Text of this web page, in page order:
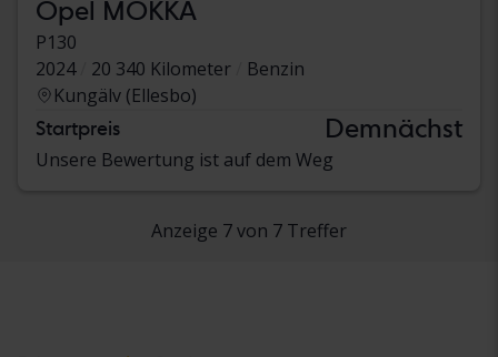
Opel MOKKA
P130
2024
20 340 Kilometer
Benzin
Kungälv (Ellesbo)
Startpreis Demnächst
Unsere Bewertung ist auf dem Weg
Anzeige 7 von 7 Treffer